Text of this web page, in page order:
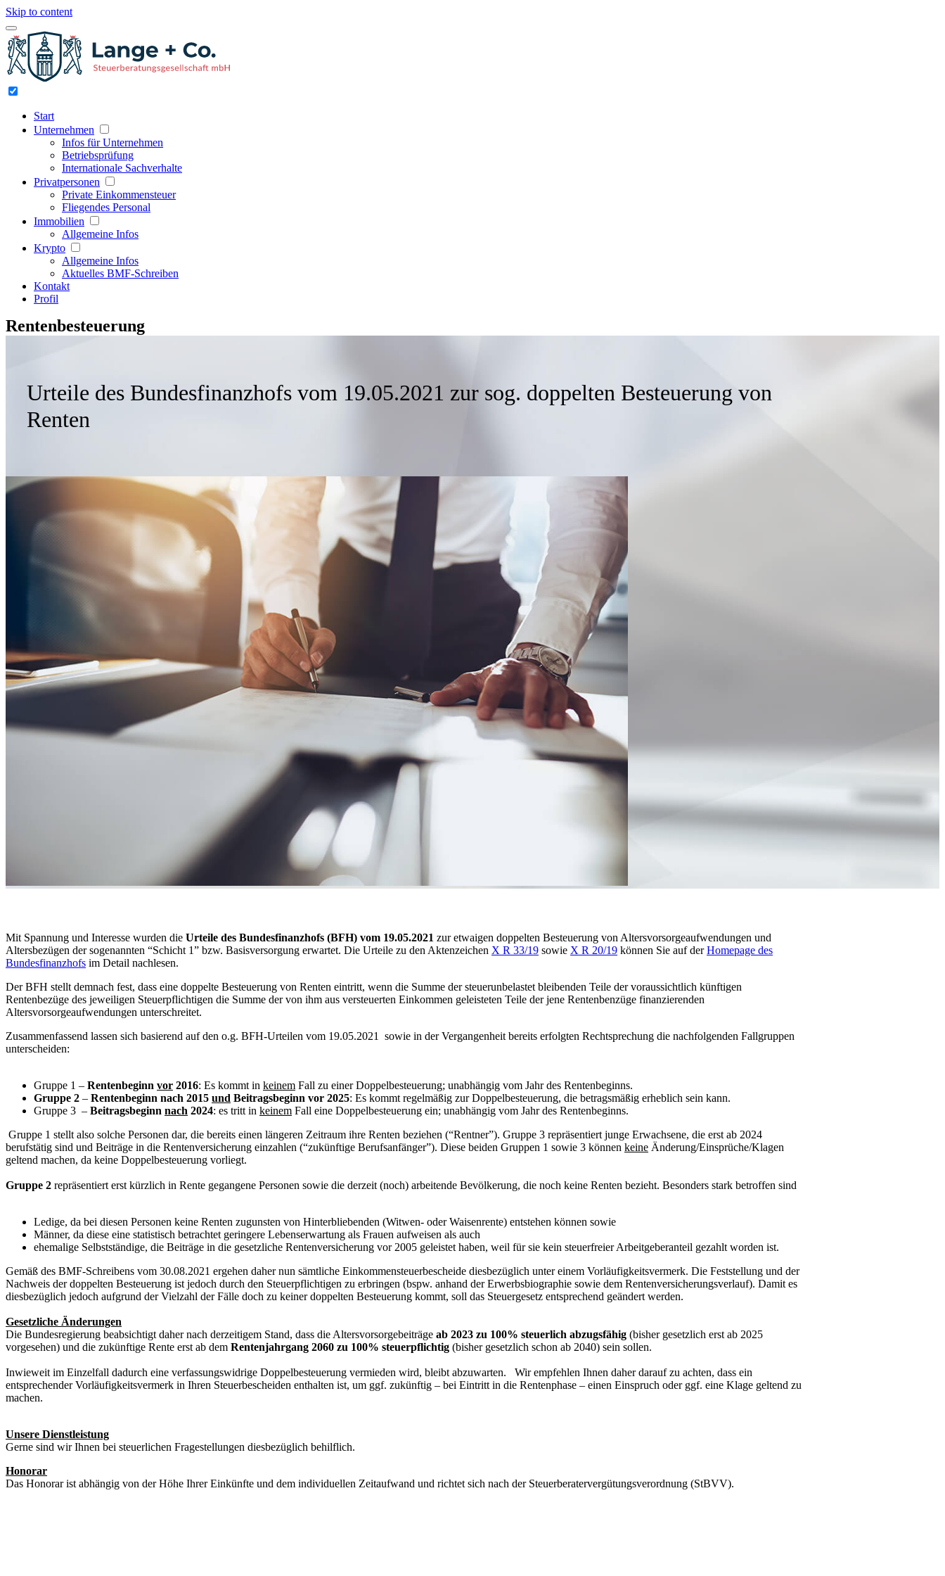
Skip to content
Start
Unternehmen
Infos für Unternehmen
Betriebsprüfung
Internationale Sachverhalte
Privatpersonen
Private Einkommensteuer
Fliegendes Personal
Immobilien
Allgemeine Infos
Krypto
Allgemeine Infos
Aktuelles BMF-Schreiben
Kontakt
Profil
Rentenbesteuerung
Urteile des Bundesfinanzhofs vom 19.05.2021 zur sog. doppelten Besteuerung von
Renten
Mit Spannung und Interesse wurden die Urteile des Bundesfinanzhofs (BFH) vom 19.05.2021 zur etwaigen doppelten Besteuerung von Altersvorsorgeaufwendungen und
Altersbezügen der sogenannten “Schicht 1” bzw. Basisversorgung erwartet. Die Urteile zu den Aktenzeichen X R 33/19 sowie X R 20/19 können Sie auf derHomepage des
Bundesfinanzhofs im Detail nachlesen.
Der BFH stellt demnach fest, dass eine doppelte Besteuerung von Renten eintritt, wenn die Summe der steuerunbelastet bleibenden Teile der voraussichtlich künftigen
Rentenbezüge des jeweiligen Steuerpflichtigen die Summe der von ihm aus versteuerten Einkommen geleisteten Teile der jene Rentenbenzüge finanzierenden
Altersvorsorgeaufwendungen unterschreitet.
Zusammenfassend lassen sich basierend auf den o.g. BFH-Urteilen vom 19.05.2021 sowie in der Vergangenheit bereits erfolgten Rechtsprechung die nachfolgenden Fallgruppen
unterscheiden:
Gruppe 1 – Rentenbeginn vor 2016: Es kommt in keinem Fall zu einer Doppelbesteuerung; unabhängig vom Jahr des Rentenbeginns.
Gruppe 2 – Rentenbeginn nach 2015 und Beitragsbeginn vor 2025: Es kommt regelmäßig zur Doppelbesteuerung, die betragsmäßig erheblich sein kann.
Gruppe 3 – Beitragsbeginn nach 2024: es tritt in keinem Fall eine Doppelbesteuerung ein; unabhängig vom Jahr des Rentenbeginns.
Gruppe 1 stellt also solche Personen dar, die bereits einen längeren Zeitraum ihre Renten beziehen (“Rentner”). Gruppe 3 repräsentiert junge Erwachsene, die erst ab 2024
berufstätig sind und Beiträge in die Rentenversicherung einzahlen (“zukünftige Berufsanfänger”). Diese beiden Gruppen 1 sowie 3 können keine Änderung/Einsprüche/Klagen
geltend machen, da keine Doppelbesteuerung vorliegt.
Gruppe 2 repräsentiert erst kürzlich in Rente gegangene Personen sowie die derzeit (noch) arbeitende Bevölkerung, die noch keine Renten bezieht. Besonders stark betroffen sind
Ledige, da bei diesen Personen keine Renten zugunsten von Hinterbliebenden (Witwen- oder Waisenrente) entstehen können sowie
Männer, da diese eine statistisch betrachtet geringere Lebenserwartung als Frauen aufweisen als auch
ehemalige Selbstständige, die Beiträge in die gesetzliche Rentenversicherung vor 2005 geleistet haben, weil für sie kein steuerfreier Arbeitgeberanteil gezahlt worden ist.
Gemäß des BMF-Schreibens vom 30.08.2021 ergehen daher nun sämtliche Einkommensteuerbescheide diesbezüglich unter einem Vorläufigkeitsvermerk. Die Feststellung und der
Nachweis der doppelten Besteuerung ist jedoch durch den Steuerpflichtigen zu erbringen (bspw. anhand der Erwerbsbiographie sowie dem Rentenversicherungsverlauf). Damit es
diesbezüglich jedoch aufgrund der Vielzahl der Fälle doch zu keiner doppelten Besteuerung kommt, soll das Steuergesetz entsprechend geändert werden.
Gesetzliche Änderungen
Die Bundesregierung beabsichtigt daher nach derzeitigem Stand, dass die Altersvorsorgebeiträge ab 2023 zu 100% steuerlich abzugsfähig (bisher gesetzlich erst ab 2025
vorgesehen) und die zukünftige Rente erst ab dem Rentenjahrgang 2060 zu 100% steuerpflichtig (bisher gesetzlich schon ab 2040) sein sollen.
Inwieweit im Einzelfall dadurch eine verfassungswidrige Doppelbesteuerung vermieden wird, bleibt abzuwarten. Wir empfehlen Ihnen daher darauf zu achten, dass ein
entsprechender Vorläufigkeitsvermerk in Ihren Steuerbescheiden enthalten ist, um ggf. zukünftig – bei Eintritt in die Rentenphase – einen Einspruch oder ggf. eine Klage geltend zu
machen.
Unsere Dienstleistung
Gerne sind wir Ihnen bei steuerlichen Fragestellungen diesbezüglich behilflich.
Honorar
Das Honorar ist abhängig von der Höhe Ihrer Einkünfte und dem individuellen Zeitaufwand und richtet sich nach der Steuerberatervergütungsverordnung (StBVV).